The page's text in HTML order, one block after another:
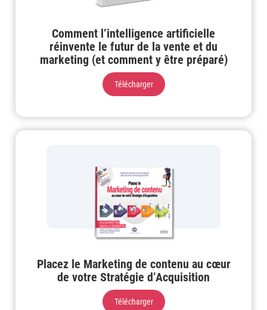
Comment l’intelligence artificielle
réinvente le futur de la vente et du
marketing (et comment y être préparé)
Télécharger
Placez le Marketing de contenu au cœur
de votre Stratégie d’Acquisition
Télécharger